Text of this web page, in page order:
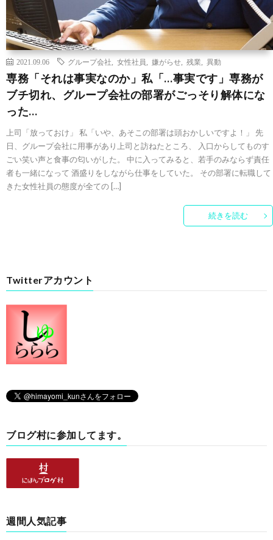
2021.09.06 グループ会社 女性社員 嫌がらせ 残業 異動
専務「それは事実なのか」私「…事実です」専務が
ブチ切れ、グループ会社の部署がごっそり解体にな
った…
上司「放っておけ」 私「いや、あそこの部署は頭おかしいですよ！」 先
日、グループ会社に用事があり上司と訪ねたところ、 入口からしてものす
ごい笑い声と食事の匂いがした。 中に入ってみると、若手のみならず責任
者も一緒になって 酒盛りをしながら仕事をしていた。 その部署に転職して
きた女性社員の態度が全ての […]
続きを読む
Twitterアカウント
ブログ村に参加してます。
週間人気記事